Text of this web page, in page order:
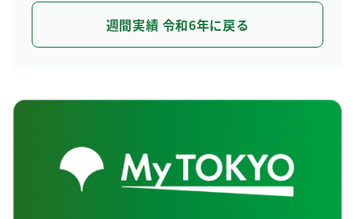
週間実績 令和6年に戻る